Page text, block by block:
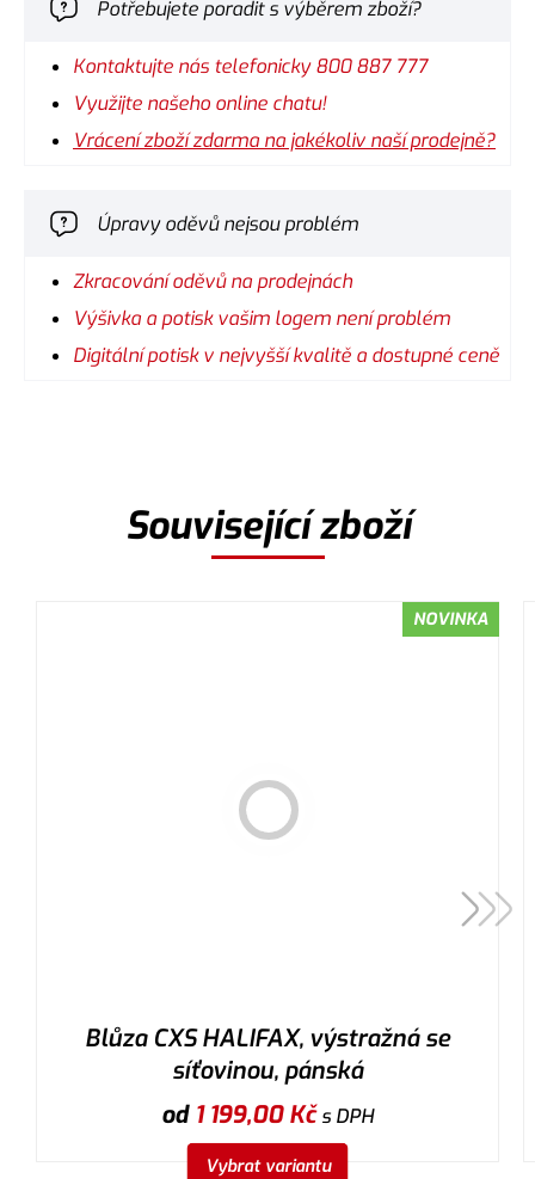
Potřebujete poradit s výběrem zboží?
Kontaktujte nás telefonicky 800 887 777
Využijte našeho online chatu!
Vrácení zboží zdarma na jakékoliv naší prodejně?
Úpravy oděvů nejsou problém
Zkracování oděvů na prodejnách
Výšivka a potisk vašim logem není problém
Digitální potisk v nejvyšší kvalitě a dostupné ceně
Související zboží
NOVINKA
Blůza CXS HALIFAX, výstražná se
síťovinou, pánská
od 1 199,00Kčs DPH
Vybrat variantu